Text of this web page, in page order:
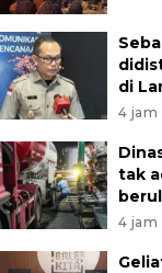
di
4 jam
tak
4 jam